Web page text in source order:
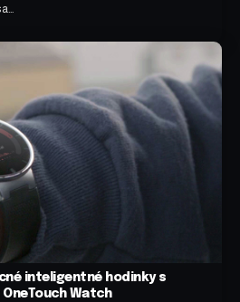
inteligentné hodinky s
Watch